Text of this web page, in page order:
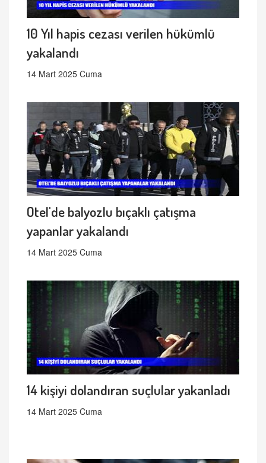
10 Yıl hapis cezası verilen hükümlü
yakalandı
14 Mart 2025 Cuma
Otel'de balyozlu bıçaklı çatışma
yapanlar yakalandı
14 Mart 2025 Cuma
14 kişiyi dolandıran suçlular yakanladı
14 Mart 2025 Cuma